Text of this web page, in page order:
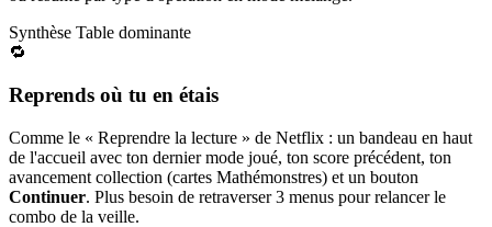
Synthèse Table dominante
🔁
Reprends où tu en étais
Comme le « Reprendre la lecture » de Netflix : un bandeau en haut
de l'accueil avec ton dernier mode joué, ton score précédent, ton
avancement collection (cartes Mathémonstres) et un bouton
Continuer. Plus besoin de retraverser 3 menus pour relancer le
combo de la veille.